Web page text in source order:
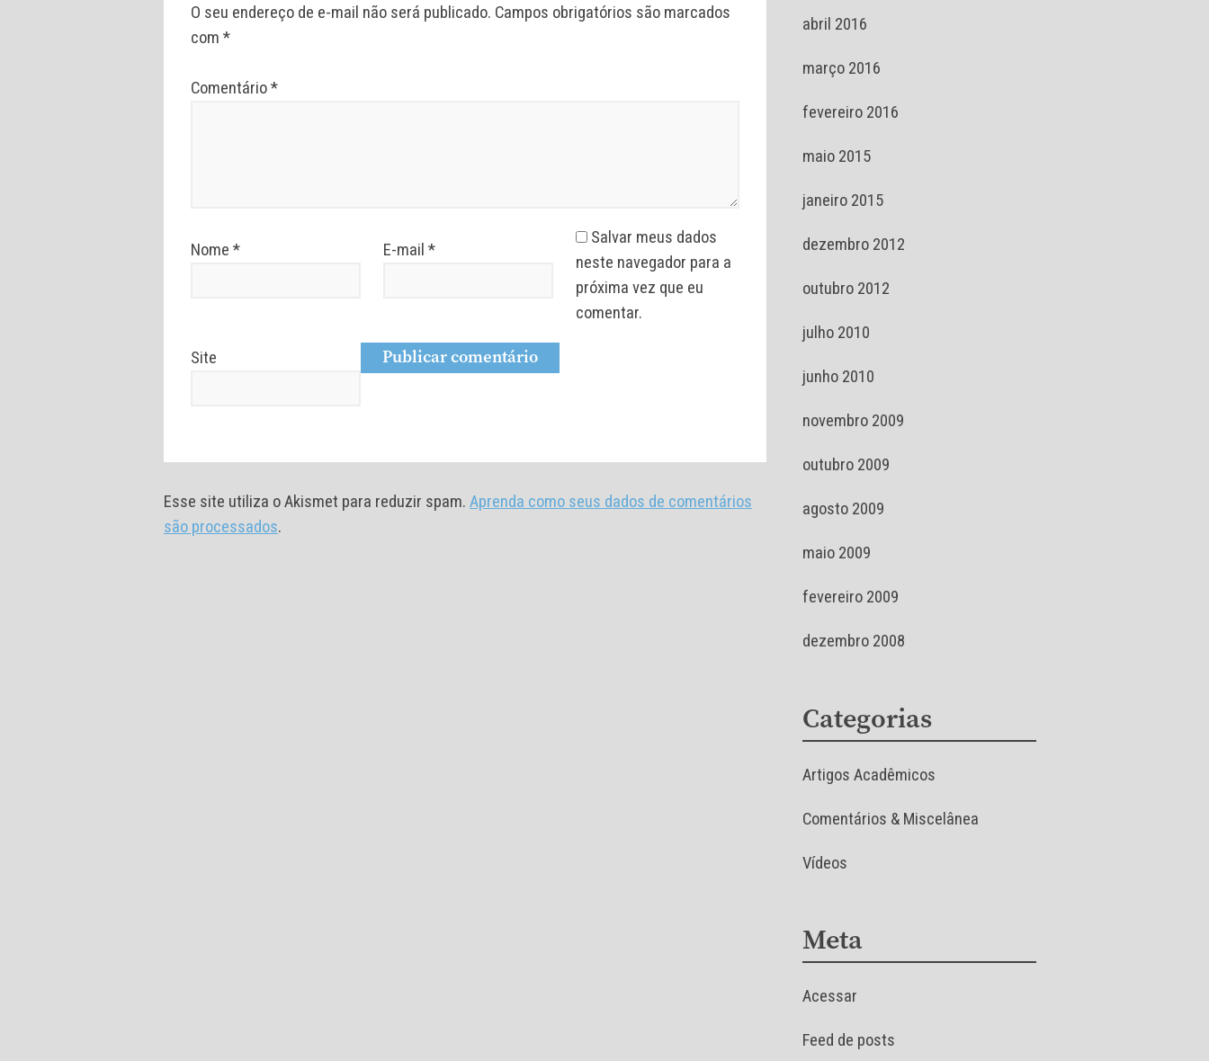
O seu endereço de e-mail não será publicado. Campos obrigatórios são marcados
com *
Comentário*
Nome * E-mail*
Site
Salvar meus dados
neste navegador para a
próxima vez que eu
comentar.
Esse site utiliza o Akismet para reduzir spam. Aprenda como seus dados de comentários
são processados.
abril 2016
março 2016
fevereiro 2016
maio 2015
janeiro 2015
dezembro 2012
outubro 2012
julho 2010
junho 2010
novembro 2009
outubro 2009
agosto 2009
maio 2009
fevereiro 2009
dezembro 2008
Categorias
Artigos Acadêmicos
Comentários & Miscelânea
Vídeos
Meta
Acessar
Feed de posts